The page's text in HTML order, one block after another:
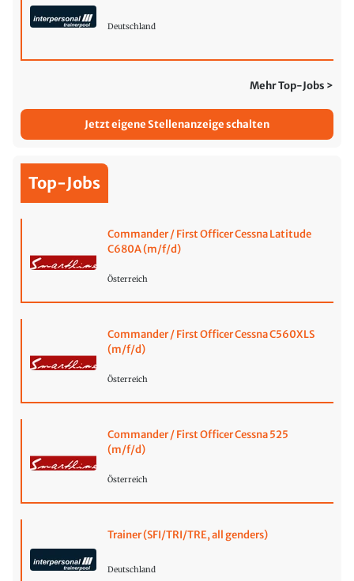
Deutschland
Mehr Top-Jobs >
Jetzt eigene Stellenanzeige schalten
Top-Jobs
Commander / First Officer Cessna Latitude
C680A (m/f/d)
Österreich
Commander / First Officer Cessna C560XLS
(m/f/d)
Österreich
Commander / First Officer Cessna 525
(m/f/d)
Österreich
Trainer (SFI/TRI/TRE, all genders)
Deutschland